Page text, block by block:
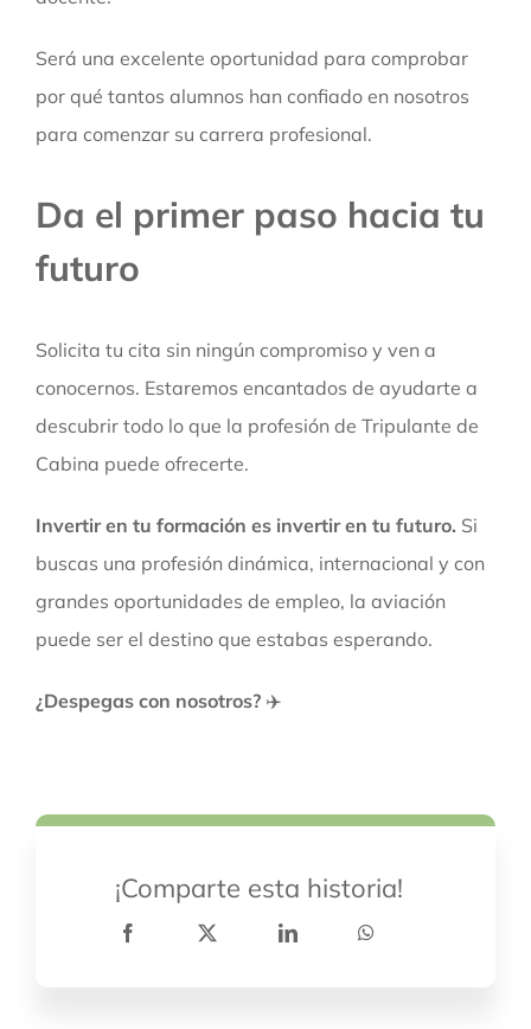
Será una excelente oportunidad para comprobar
por qué tantos alumnos han confiado en nosotros
para comenzar su carrera profesional.
Da el primer paso hacia tu
futuro
Solicita tu cita sin ningún compromiso y ven a
conocernos. Estaremos encantados de ayudarte a
descubrir todo lo que la profesión de Tripulante de
Cabina puede ofrecerte.
Invertir en tu formación es invertir en tu futuro. Si
buscas una profesión dinámica, internacional y con
grandes oportunidades de empleo, la aviación
puede ser el destino que estabas esperando.
¿Despegas con nosotros?✈️
¡Comparte esta historia!